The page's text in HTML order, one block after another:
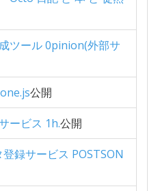
ツール 0pinion(外部サ
公開
ービス 1h.公開
登録サービス POSTSON